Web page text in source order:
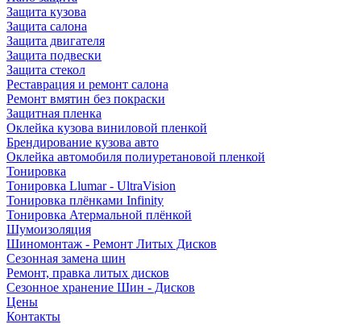
Защита кузова
Защита салона
Защита двигателя
Защита подвески
Защита стекол
Реставрация и ремонт салона
Ремонт вмятин без покраски
Защитная пленка
Оклейка кузова виниловой пленкой
Брендирование кузова авто
Оклейка автомобиля полиуретановой пленкой
Тонировка
Тонировка Llumar - UltraVision
Тонировка плёнками Infinity
Тонировка Атермальной плёнкой
Шумоизоляция
Шиномонтаж - Ремонт Литых Дисков
Сезонная замена шин
Ремонт, правка литых дисков
Сезонное хранение Шин - Дисков
Цены
Контакты